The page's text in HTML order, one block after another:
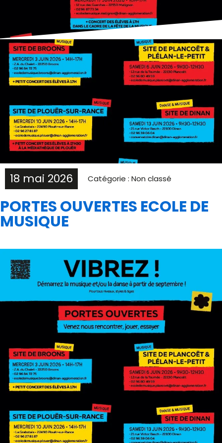
18 mai 2026 Catégorie : Non classé
PORTES OUVERTES ECOLE DE
MUSIQUE